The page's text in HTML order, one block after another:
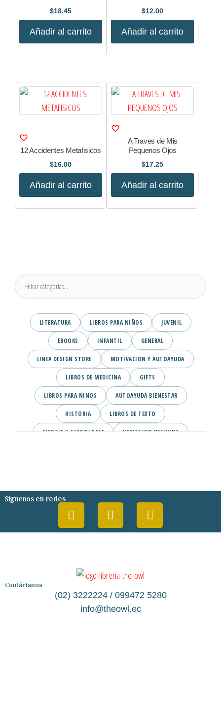
$18.45
Añadir al carrito
$12.00
Añadir al carrito
12 Accidentes Metafisicos
$16.00
Añadir al carrito
A Traves de Mis
Pequenos Ojos
$17.25
Añadir al carrito
LITERATURA LIBROS PARA NIÑOS JUVENIL
EBOOKS INFANTIL GENERAL
L!NEA DESIGN STORE MOTIVACION Y AUTOAYUDA
LIBROS DE MEDICINA GIFTS
LIBROS PARA NINOS AUTOAYUDA BIENESTAR
HISTORIA LIBROS DE TEXTO
CIENCIA Y TECNOLOGIA VARIAS/NO DEFINIDA
Síguenos en redes
Contáctanos
(02) 3222224 / 099472 5280
info@theowl.ec